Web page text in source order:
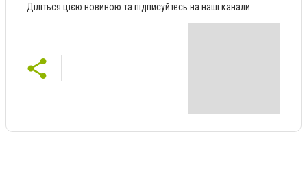
Діліться цією новиною та підписуйтесь на наші канали